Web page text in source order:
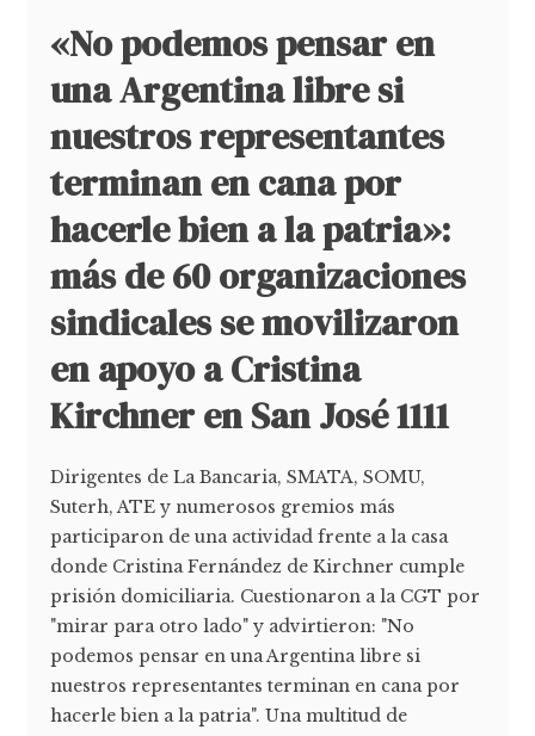
«No podemos pensar en
una Argentina libre si
nuestros representantes
terminan en cana por
hacerle bien a la patria»:
más de 60 organizaciones
sindicales se movilizaron
en apoyo a Cristina
Kirchner en San José 1111
Dirigentes de La Bancaria, SMATA, SOMU,
Suterh, ATE y numerosos gremios más
participaron de una actividad frente a la casa
donde Cristina Fernández de Kirchner cumple
prisión domiciliaria. Cuestionaron a la CGT por
"mirar para otro lado" y advirtieron: "No
podemos pensar en una Argentina libre si
nuestros representantes terminan en cana por
hacerle bien a la patria". Una multitud de